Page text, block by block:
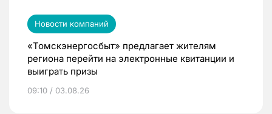
Новости компаний
«Томскэнергосбыт» предлагает жителям
региона перейти на электронные квитанции и
выиграть призы
09:10 / 03.08.26